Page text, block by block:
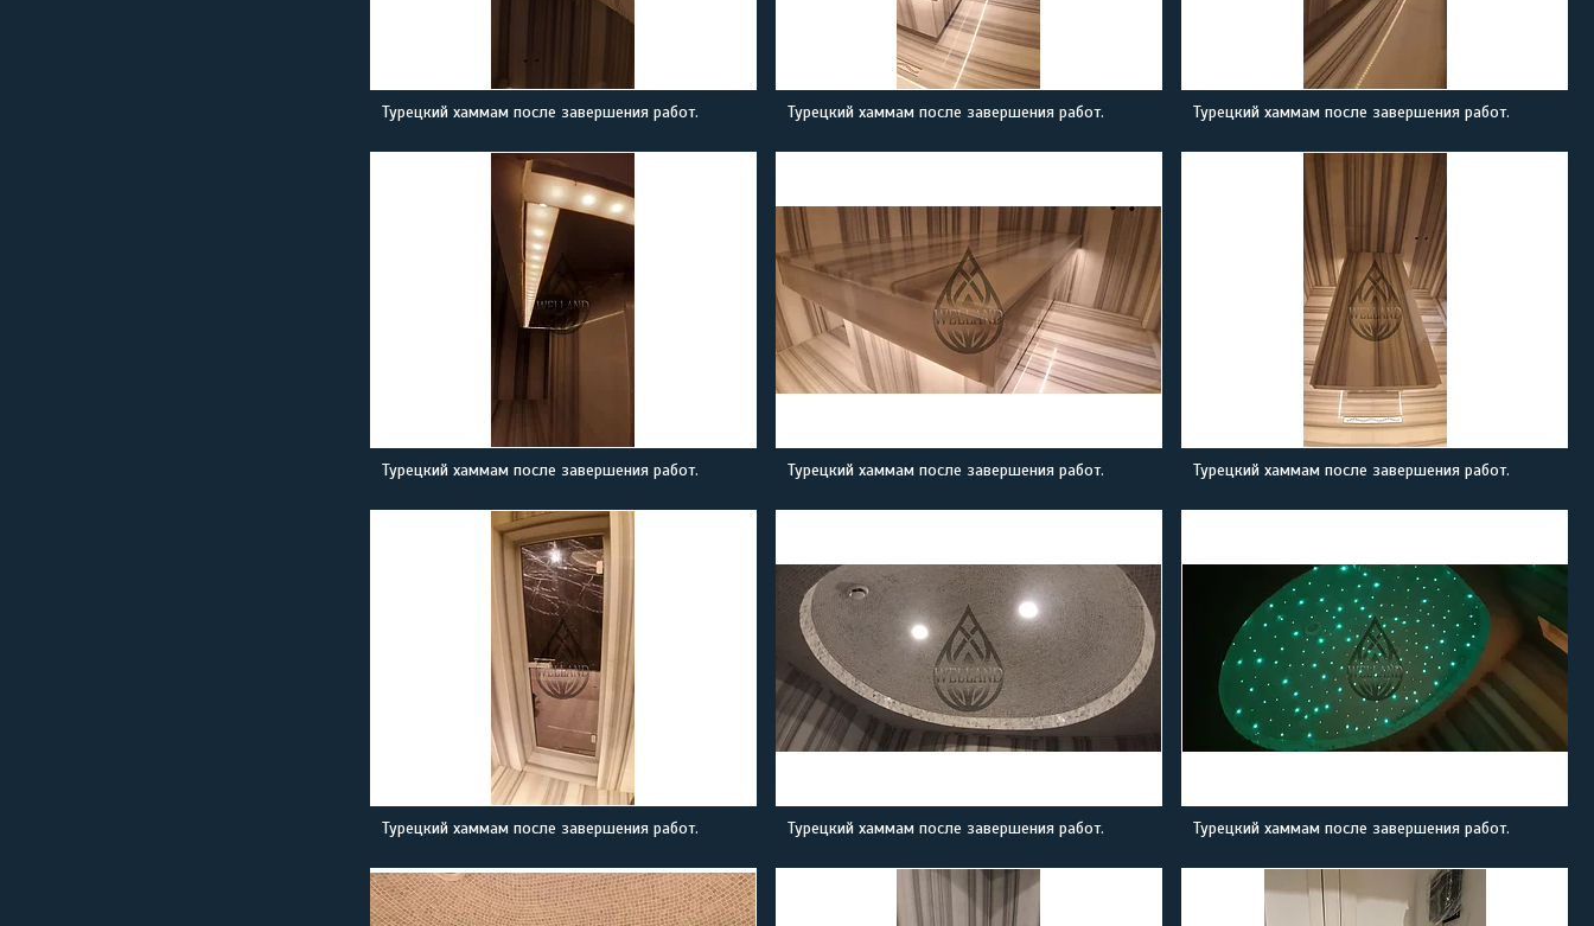
Турецкий хаммам после завершения работ. Турецкий хаммам после завершения работ. Турецкий хаммам после завершения работ.
Турецкий хаммам после завершения работ. Турецкий хаммам после завершения работ. Турецкий хаммам после завершения работ.
Турецкий хаммам после завершения работ. Турецкий хаммам после завершения работ. Турецкий хаммам после завершения работ.